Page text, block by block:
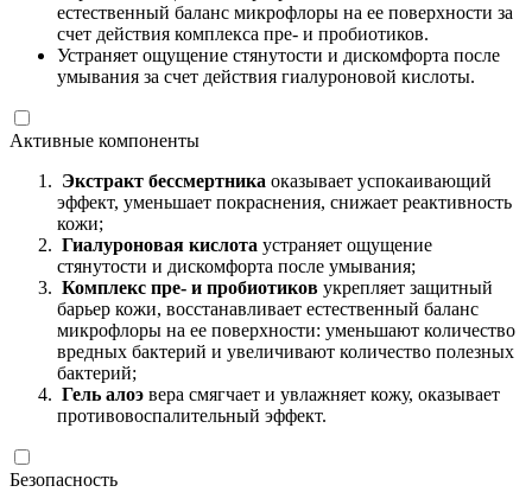
естественный баланс микрофлоры на ее поверхности за
счет действия комплекса пре- и пробиотиков.
Устраняет ощущение стянутости и дискомфорта после
умывания за счет действия гиалуроновой кислоты.
Активные компоненты
Экстракт бессмертника оказывает успокаивающий
эффект, уменьшает покраснения, снижает реактивность
кожи;
Гиалуроновая кислота устраняет ощущение
стянутости и дискомфорта после умывания;
Комплекс пре- и пробиотиков укрепляет защитный
барьер кожи, восстанавливает естественный баланс
микрофлоры на ее поверхности: уменьшают количество
вредных бактерий и увеличивают количество полезных
бактерий;
Гель алоэ вера смягчает и увлажняет кожу, оказывает
противовоспалительный эффект.
Безопасность